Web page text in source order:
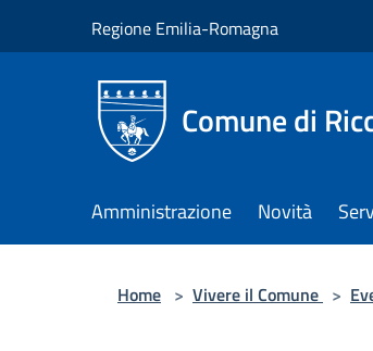
Regione Emilia-Romagna
Comune di
Amministrazione Novità
Home > Vivere il Comune >